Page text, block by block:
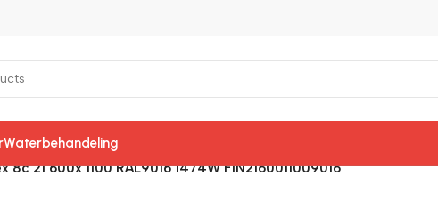
Waterbehandeling
21 600x 1100 RAL9016 1474W FIN2160011009016